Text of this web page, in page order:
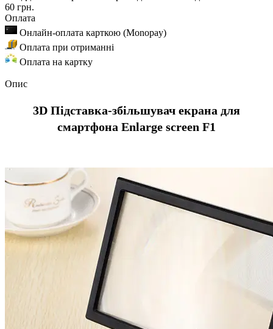
60 грн.
Оплата
Онлайн-оплата карткою (Monopay)
Оплата при отриманні
Оплата на картку
Опис
3D Підставка-збільшувач екрана для
смартфона Enlarge screen F1